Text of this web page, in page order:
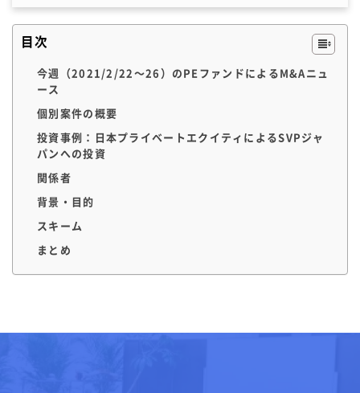
目次
今週（2021/2/22〜26）のPEファンドによるM&Aニュ
ース
個別案件の概要
投資事例：日本プライベートエクイティによるSVPジャ
パンへの投資
関係者
背景・目的
スキーム
まとめ